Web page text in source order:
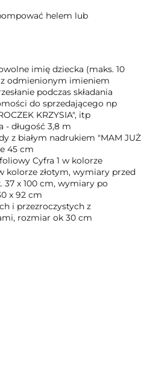
helem lub
imię dziecka (maks. 10
odmienionym imieniem
podczas składania
do sprzedającego np
KRZYSIA", itp
- długość 3,8 m
z białym nadrukiem "MAM JUŻ
45 cm
Cyfra 1 w kolorze
kolorze złotym, wymiary przed
x 100 cm, wymiary po
x 92 cm
i przezroczystych z
rozmiar ok 30 cm